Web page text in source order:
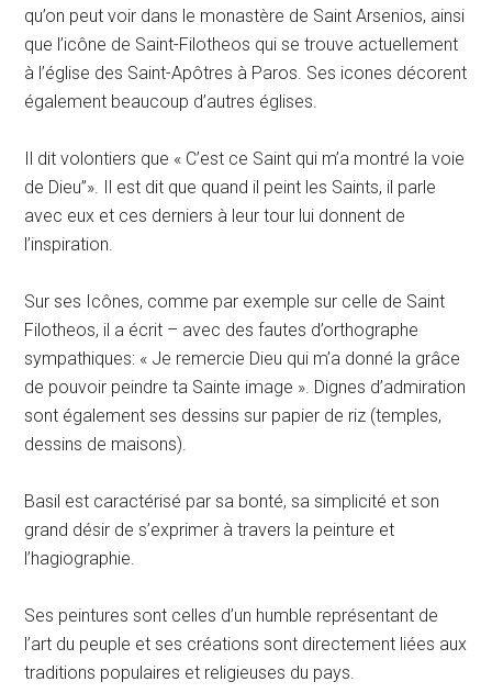
qu’on peut voir dans le monastère de Saint Arsenios, ainsi
que l’icône de Saint-Filotheos qui se trouve actuellement
à l’église des Saint-Apôtres à Paros. Ses icones décorent
également beaucoup d’autres églises.
Il dit volontiers que « C’est ce Saint qui m’a montré la voie
de Dieu’’». Il est dit que quand il peint les Saints, il parle
avec eux et ces derniers à leur tour lui donnent de
l’inspiration.
Sur ses Icônes, comme par exemple sur celle de Saint
Filotheos, il a écrit – avec des fautes d’orthographe
sympathiques: « Je remercie Dieu qui m’a donné la grâce
de pouvoir peindre ta Sainte image ». Dignes d’admiration
sont également ses dessins sur papier de riz (temples,
dessins de maisons).
Basil est caractérisé par sa bonté, sa simplicité et son
grand désir de s’exprimer à travers la peinture et
l’hagiographie.
Ses peintures sont celles d’un humble représentant de
l’art du peuple et ses créations sont directement liées aux
traditions populaires et religieuses du pays.